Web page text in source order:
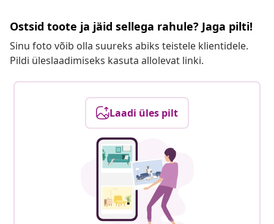
Ostsid toote ja jäid sellega rahule? Jaga pilti!
Sinu foto võib olla suureks abiks teistele klientidele.
Pildi üleslaadimiseks kasuta allolevat linki.
Laadi üles pilt